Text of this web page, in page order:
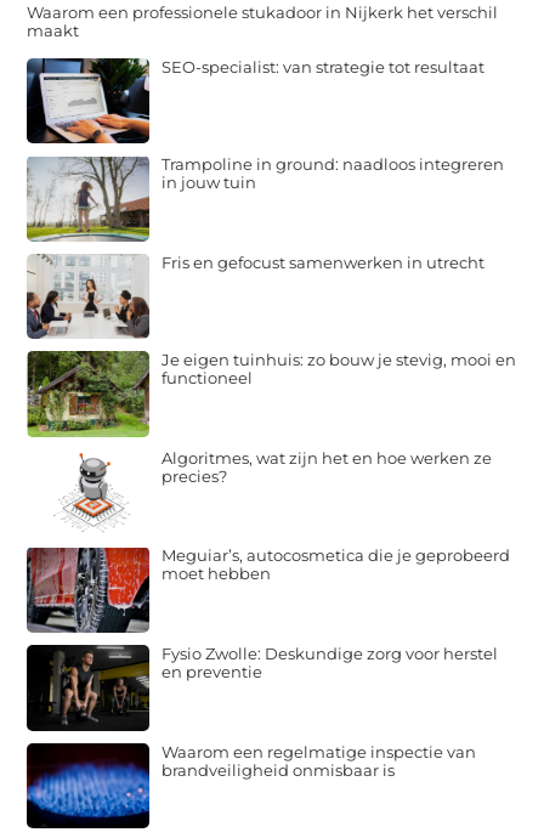
Waarom een professionele stukadoor in Nijkerk het verschil
maakt
SEO-specialist: van strategie tot resultaat
Trampoline in ground: naadloos integreren
in jouw tuin
Fris en gefocust samenwerken in utrecht
Je eigen tuinhuis: zo bouw je stevig, mooi en
functioneel
Algoritmes, wat zijn het en hoe werken ze
precies?
Meguiar’s, autocosmetica die je geprobeerd
moet hebben
Fysio Zwolle: Deskundige zorg voor herstel
en preventie
Waarom een regelmatige inspectie van
brandveiligheid onmisbaar is